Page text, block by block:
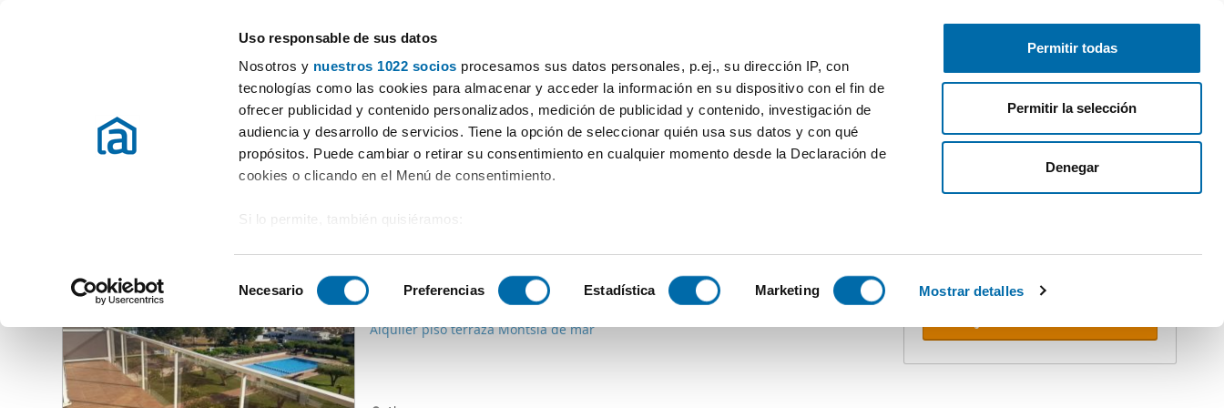
Uso responsable de sus datos
Nosotros y nuestros 1022 socios procesamos sus datos personales, p.ej., su dirección IP, con
tecnologías como las cookies para almacenar y acceder la información en su dispositivo con el fin de
ofrecer publicidad y contenido personalizados, medición de publicidad y contenido, investigación de
audiencia y desarrollo de servicios. Tiene la opción de seleccionar quién usa sus datos y con qué
propósitos. Puede cambiar o retirar su consentimiento en cualquier momento desde la Declaración de
cookies o clicando en el Menú de consentimiento.
Si lo permite, también quisiéramos:
Identificar su dispositivo analizándolo activamente para buscar características específicas (huellas
Obtenga más información sobre cómo se procesan sus datos personales y establezca sus
preferencias en la
en la Declaración de cookies.
e
e
c
c
Necesario Preferencias Estadística Marketing Mostrar detalles
Permitir todas
Permitir la selección
Denegar
Pubblica Inizia sessione
Prezzo Locali Più filtri - 1
Appartamenti in affito Tarragona Affitto Appartamenti La Riera de Gaia
Affitto Appartamenti La Riera de Gaia (0 Immobili)
2 2 Loc. 1 Bagno
Alquiler piso terraza Montsià de mar
Non perdere l'occasione. Ricevi nella